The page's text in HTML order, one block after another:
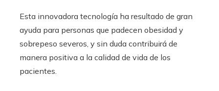
Esta innovadora tecnología ha resultado de gran
ayuda para personas que padecen obesidad y
sobrepeso severos, y sin duda contribuirá de
manera positiva a la calidad de vida de los
pacientes.